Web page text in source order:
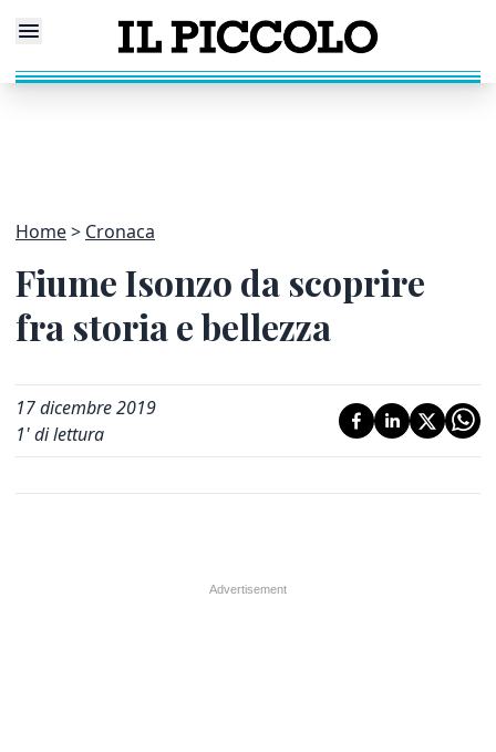
Home Cronaca
Fiume Isonzo da scoprire
fra storia e bellezza
17 dicembre 2019
1' di lettura